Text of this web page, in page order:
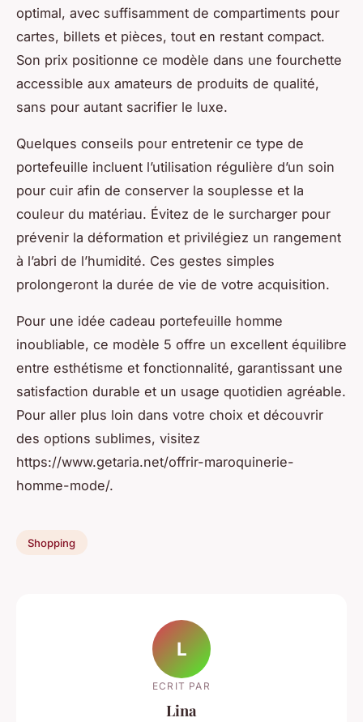
optimal, avec suffisamment de compartiments pour
cartes, billets et pièces, tout en restant compact.
Son prix positionne ce modèle dans une fourchette
accessible aux amateurs de produits de qualité,
sans pour autant sacrifier le luxe.
Quelques conseils pour entretenir ce type de
portefeuille incluent l’utilisation régulière d’un soin
pour cuir afin de conserver la souplesse et la
couleur du matériau. Évitez de le surcharger pour
prévenir la déformation et privilégiez un rangement
à l’abri de l’humidité. Ces gestes simples
prolongeront la durée de vie de votre acquisition.
Pour une idée cadeau portefeuille homme
inoubliable, ce modèle 5 offre un excellent équilibre
entre esthétisme et fonctionnalité, garantissant une
satisfaction durable et un usage quotidien agréable.
Pour aller plus loin dans votre choix et découvrir
des options sublimes, visitez
https://www.getaria.net/offrir-maroquinerie-
homme-mode/.
Shopping
L
ECRIT PAR
Lina